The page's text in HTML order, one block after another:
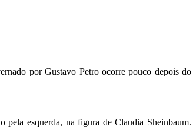
por Gustavo Petro ocorre pouco depois do
esquerda, na figura de Claudia Sheinbaum.